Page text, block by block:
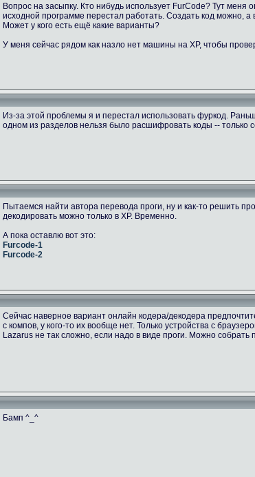
Вопрос на засыпку. Кто нибудь использует FurCode? Тут
исходной программе перестал работать. Создать код можно,
Может у кого есть ещё какие варианты?
У меня сейчас рядом как назло нет машины на ХР, чтобы
Из-за этой проблемы я и перестал использовать фуркод.
одном из разделов нельзя было расшифровать коды -- только
Пытаемся найти автора перевода проги, ну и как-то решить
декодировать можно только в ХР. Временно.
А пока оставлю вот это:
Furcode-1
Furcode-2
Сейчас наверное вариант онлайн кодера/декодера
с компов, у кого-то их вообще нет. Только устройства с
Lazarus не так сложно, если надо в виде проги. Можно собрать
Бамп ^_^